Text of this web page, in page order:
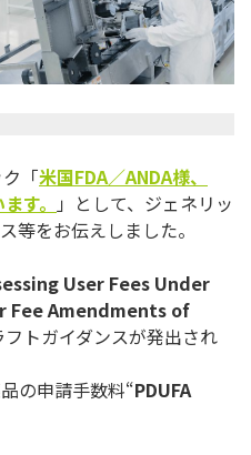
「米国FDA／ANDA様、
す。 」として、 ジェネリッ
等をお伝えしました。
User Fees Under
Fee Amendments of
トガイダンスが発出され
の申請手数料“PDUFA